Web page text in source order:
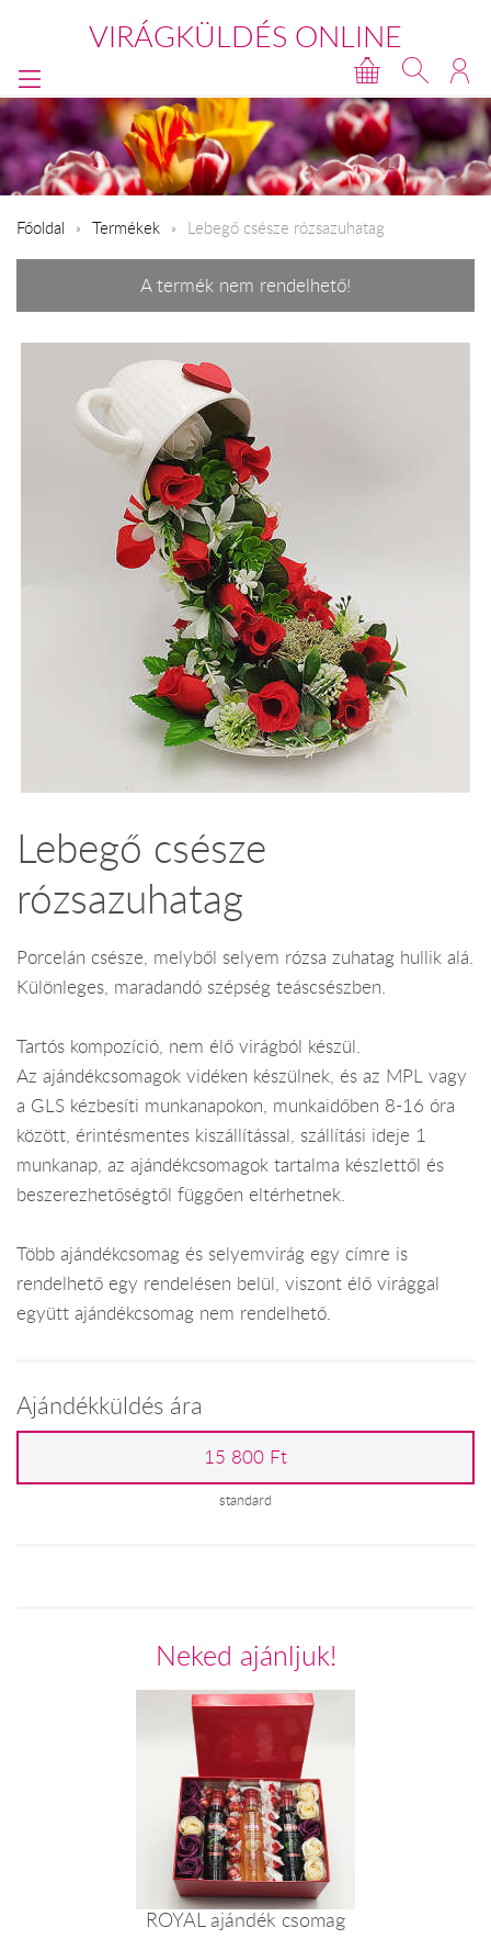
VIRÁGKÜLDÉS ONLINE
Főoldal Termékek Lebegő csésze rózsazuhatag
A termék nem rendelhető!
Lebegő csésze
rózsazuhatag
Porcelán csésze, melyből selyem rózsa zuhatag hullik alá.
Különleges, maradandó szépség teáscsészben.
Tartós kompozíció, nem élő virágból készül.
Az ajándékcsomagok vidéken készülnek, és az MPL vagy
a GLS kézbesíti munkanapokon, munkaidőben 8-16 óra
között, érintésmentes kiszállítással, szállítási ideje 1
munkanap, az ajándékcsomagok tartalma készlettől és
beszerezhetőségtől függően eltérhetnek.
Több ajándékcsomag és selyemvirág egy címre is
rendelhető egy rendelésen belül, viszont élő virággal
együtt ajándékcsomag nem rendelhető.
Ajándékküldés ára
15 800 Ft
standard
Neked ajánljuk!
ROYAL ajándék csomag